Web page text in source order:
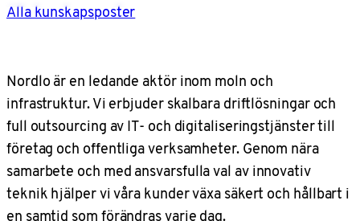
Alla kunskapsposter
Nordlo är en ledande aktör inom moln och
infrastruktur. Vi erbjuder skalbara driftlösningar och
full outsourcing av IT- och digitaliseringstjänster till
företag och offentliga verksamheter. Genom nära
samarbete och med ansvarsfulla val av innovativ
teknik hjälper vi våra kunder växa säkert och hållbart i
en samtid som förändras varje dag.